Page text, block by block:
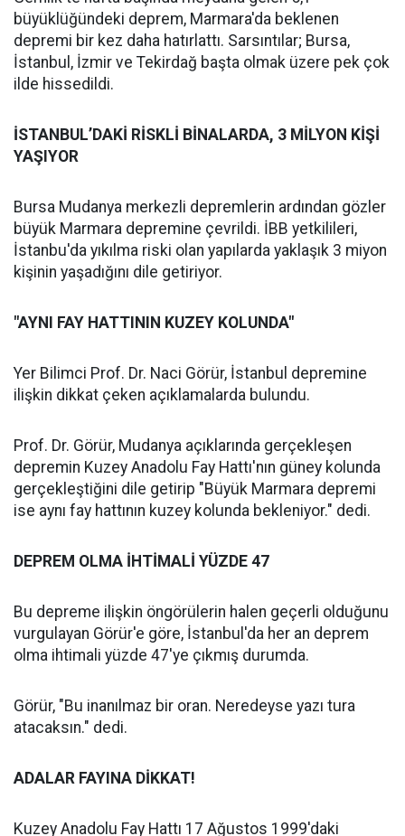
büyüklüğündeki deprem, Marmara'da beklenen
depremi bir kez daha hatırlattı. Sarsıntılar; Bursa,
İstanbul, İzmir ve Tekirdağ başta olmak üzere pek çok
ilde hissedildi.
İSTANBUL’DAKİ RİSKLİ BİNALARDA, 3 MİLYON KİŞİ
YAŞIYOR
Bursa Mudanya merkezli depremlerin ardından gözler
büyük Marmara depremine çevrildi. İBB yetkilileri,
İstanbu'da yıkılma riski olan yapılarda yaklaşık 3 miyon
kişinin yaşadığını dile getiriyor.
"AYNI FAY HATTININ KUZEY KOLUNDA"
Yer Bilimci Prof. Dr. Naci Görür, İstanbul depremine
ilişkin dikkat çeken açıklamalarda bulundu.
Prof. Dr. Görür, Mudanya açıklarında gerçekleşen
depremin Kuzey Anadolu Fay Hattı'nın güney kolunda
gerçekleştiğini dile getirip "Büyük Marmara depremi
ise aynı fay hattının kuzey kolunda bekleniyor." dedi.
DEPREM OLMA İHTİMALİ YÜZDE 47
Bu depreme ilişkin öngörülerin halen geçerli olduğunu
vurgulayan Görür'e göre, İstanbul'da her an deprem
olma ihtimali yüzde 47'ye çıkmış durumda.
Görür, "Bu inanılmaz bir oran. Neredeyse yazı tura
atacaksın." dedi.
ADALAR FAYINA DİKKAT!
Kuzey Anadolu Fay Hattı 17 Ağustos 1999'daki